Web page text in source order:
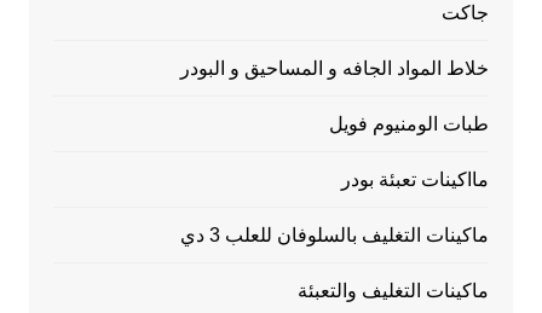
جاكت
خلاط المواد الجافه و المساحيق و البودر
طبات الومنيوم فويل
مااكينات تعبئة بودر
ماكينات التغليف بالسلوفان للعلب 3 دي
ماكينات التغليف والتعبئة